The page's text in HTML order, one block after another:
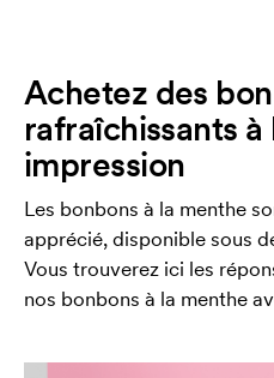
Achetez des
rafraîchissants
impression
Les bonbons à la menthe
apprécié, disponible sous
Vous trouverez ici les
nos bonbons à la menthe